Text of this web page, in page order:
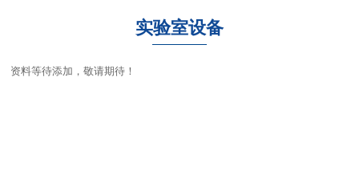
实验室设备
资料等待添加，敬请期待！